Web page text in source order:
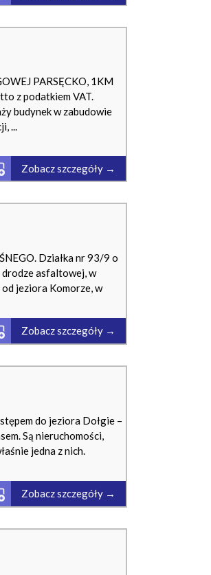
PARSĘCKO, 1KM
z podatkiem VAT.
budynek w zabudowie
...
Zobacz szczegóły →
Działka nr 93/9 o
drodze asfaltowej, w
jeziora Komorze, w
Zobacz szczegóły →
do jeziora Dołgie –
Są nieruchomości,
jedna z nich.
Zobacz szczegóły →